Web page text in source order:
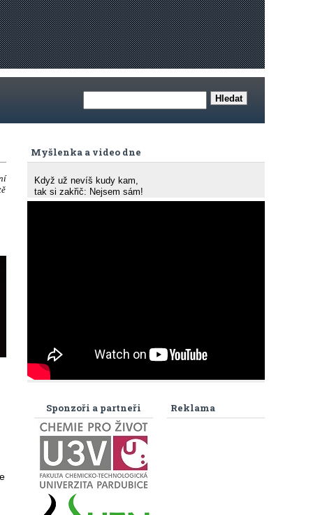
Myšlenka a video dne
Když už nevíš kudy kam,
tak si zakřič: Nejsem sám!
Reklama
Sponzoři a partneři